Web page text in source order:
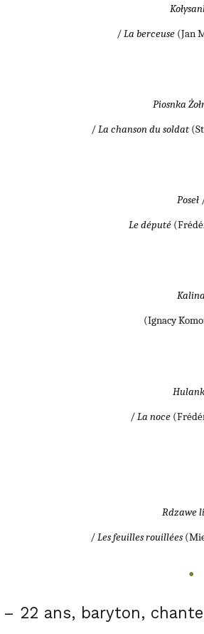
/La berceuse(Jan
Piosnka
/La chanson du soldat
Poseł
Le député
Kalina
(Ignacy
/La noce
Rdzawe
/Les feuilles rouillées
•
22 ans, baryton,